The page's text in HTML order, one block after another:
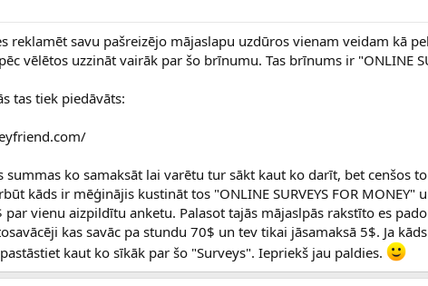
reklamēt savu pašreizējo mājaslapu uzdūros vienam veidam kā
vēlētos uzzināt vairāk par šo brīnumu. Tas brīnums ir "ONLINE
tas tiek piedāvāts:
summas ko samaksāt lai varētu tur sākt kaut ko darīt, bet cenšos
kāds ir mēģinājis kustināt tos "ONLINE SURVEYS FOR MONEY"
vienu aizpildītu anketu. Palasot tajās mājaslpās rakstīto es
kas savāc pa stundu 70$ un tev tikai jāsamaksā 5$. Ja
kaut ko sīkāk par šo "Surveys". Iepriekš jau paldies.